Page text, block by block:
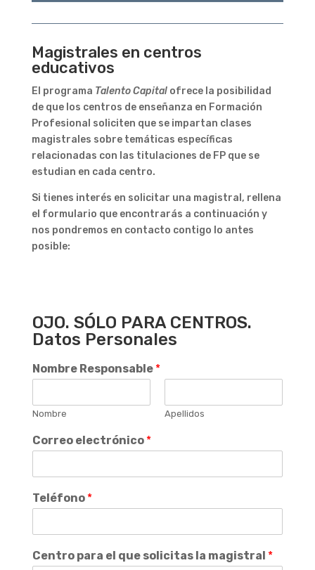
Magistrales en centros
educativos
El programa Talento Capital ofrece la posibilidad
de que los centros de enseñanza en Formación
Profesional soliciten que se impartan clases
magistrales sobre temáticas específicas
relacionadas con las titulaciones de FP que se
estudian en cada centro.
Si tienes interés en solicitar una magistral, rellena
el formulario que encontrarás a continuación y
nos pondremos en contacto contigo lo antes
posible:
OJO. SÓLO PARA CENTROS.
Datos Personales
Nombre Responsable *
Nombre Apellidos
Correo electrónico *
Teléfono *
Centro para el que solicitas la magistral *